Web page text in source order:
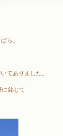
ら。
てありました。
に銘じて